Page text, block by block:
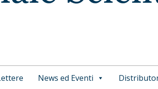
Primary
News ed Eventi